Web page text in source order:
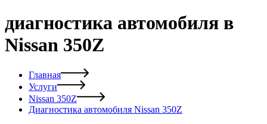
диагностика автомобиля в
Nissan 350Z
Главная
Услуги
Nissan 350Z
Диагностика автомобиля Nissan 350Z